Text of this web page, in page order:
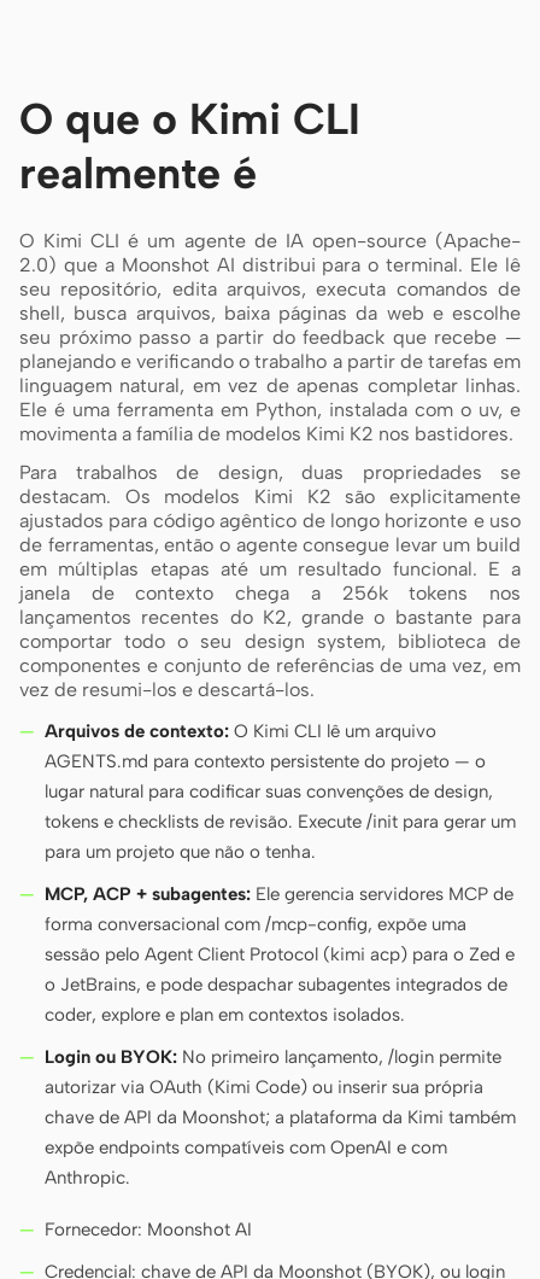
Tutoriais Comparar
Baixar
Colaboradores Embaixadores
Moderadores Events
Discord Discussions
O que o Kimi CLI
realmente é
O Kimi CLI é um agente de IA open-source (Apache-
2.0) que a Moonshot AI distribui para o terminal. Ele lê
seu repositório, edita arquivos, executa comandos de
shell, busca arquivos, baixa páginas da web e escolhe
seu próximo passo a partir do feedback que recebe —
planejando e verificando o trabalho a partir de tarefas em
linguagem natural, em vez de apenas completar linhas.
Ele é uma ferramenta em Python, instalada com o uv, e
movimenta a família de modelos Kimi K2 nos bastidores.
Para trabalhos de design, duas propriedades se
destacam. Os modelos Kimi K2 são explicitamente
ajustados para código agêntico de longo horizonte e uso
de ferramentas, então o agente consegue levar um build
em múltiplas etapas até um resultado funcional. E a
janela de contexto chega a 256k tokens nos
lançamentos recentes do K2, grande o bastante para
comportar todo o seu design system, biblioteca de
componentes e conjunto de referências de uma vez, em
vez de resumi-los e descartá-los.
Arquivos de contexto: O Kimi CLI lê um arquivo
AGENTS.md para contexto persistente do projeto — o
lugar natural para codificar suas convenções de design,
tokens e checklists de revisão. Execute /init para gerar um
para um projeto que não o tenha.
MCP, ACP + subagentes: Ele gerencia servidores MCP de
forma conversacional com /mcp-config, expõe uma
sessão pelo Agent Client Protocol (kimi acp) para o Zed e
o JetBrains, e pode despachar subagentes integrados de
coder, explore e plan em contextos isolados.
Login ou BYOK: No primeiro lançamento, /login permite
autorizar via OAuth (Kimi Code) ou inserir sua própria
chave de API da Moonshot; a plataforma da Kimi também
expõe endpoints compatíveis com OpenAI e com
Anthropic.
Fornecedor: Moonshot AI
Credencial: chave de API da Moonshot (BYOK), ou login